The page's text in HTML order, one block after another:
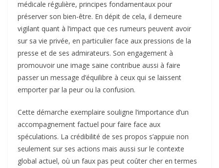
médicale régulière, principes fondamentaux pour
préserver son bien-être. En dépit de cela, il demeure
vigilant quant à l’impact que ces rumeurs peuvent avoir
sur sa vie privée, en particulier face aux pressions de la
presse et de ses admirateurs. Son engagement à
promouvoir une image saine contribue aussi à faire
passer un message d’équilibre à ceux qui se laissent
emporter par la peur ou la confusion.
Cette démarche exemplaire souligne l’importance d’un
accompagnement factuel pour faire face aux
spéculations. La crédibilité de ses propos s’appuie non
seulement sur ses actions mais aussi sur le contexte
global actuel, où un faux pas peut coûter cher en termes